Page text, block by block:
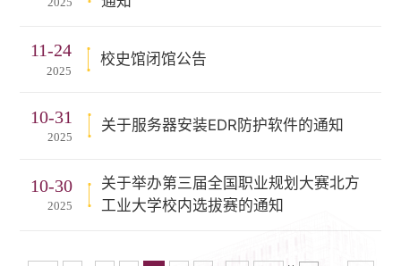
11-24
2025
校史馆闭馆公告
10-31
2025
关于服务器安装EDR防护软件的通知
10-30
2025
关于举办第三届全国职业规划大赛北方
工业大学校内选拔赛的通知